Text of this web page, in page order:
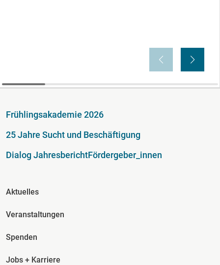
Fußzeile
Frühlingsakademie 2026
25 Jahre Sucht und Beschäftigung
Dialog JahresberichtFördergeber_innen
Fusszeile Spalte 2
Aktuelles
Veranstaltungen
Spenden
Jobs + Karriere